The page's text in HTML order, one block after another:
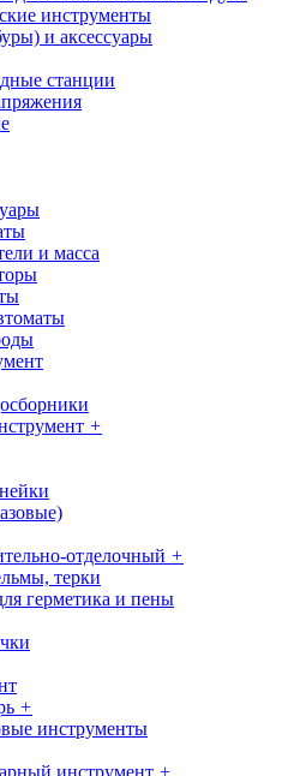
инструменты
и аксессуары
станции
и масса
+
отделочный +
терки
герметика и пены
+
инструменты
инструмент +